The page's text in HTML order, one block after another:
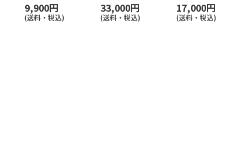
9,900円
(送料・税込)
33,000円
(送料・税込)
17,000円
(送料・税込)